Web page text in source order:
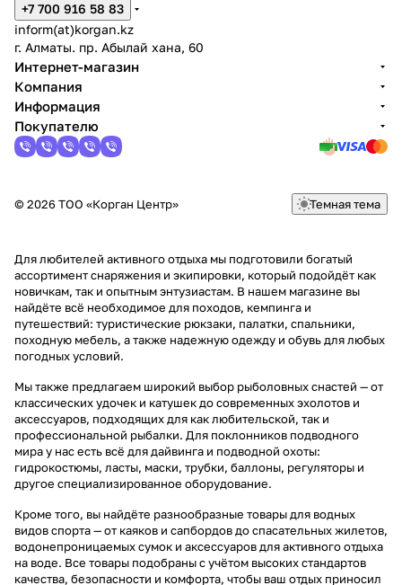
+7 700 916 58 83
inform(at)korgan.kz
г. Алматы. пр. Абылай хана, 60
Интернет-магазин
Компания
Информация
Покупателю
© 2026 ТОО «Корган Центр» Темная тема
Для любителей активного отдыха мы подготовили богатый
ассортимент снаряжения и экипировки, который подойдёт как
новичкам, так и опытным энтузиастам. В нашем магазине вы
найдёте всё необходимое для походов, кемпинга и
путешествий: туристические рюкзаки, палатки, спальники,
походную мебель, а также надежную одежду и обувь для любых
погодных условий.
Мы также предлагаем широкий выбор рыболовных снастей — от
классических удочек и катушек до современных эхолотов и
аксессуаров, подходящих для как любительской, так и
профессиональной рыбалки. Для поклонников подводного
мира у нас есть всё для дайвинга и подводной охоты:
гидрокостюмы, ласты, маски, трубки, баллоны, регуляторы и
другое специализированное оборудование.
Кроме того, вы найдёте разнообразные товары для водных
видов спорта — от каяков и сапбордов до спасательных жилетов,
водонепроницаемых сумок и аксессуаров для активного отдыха
на воде. Все товары подобраны с учётом высоких стандартов
качества, безопасности и комфорта, чтобы ваш отдых приносил